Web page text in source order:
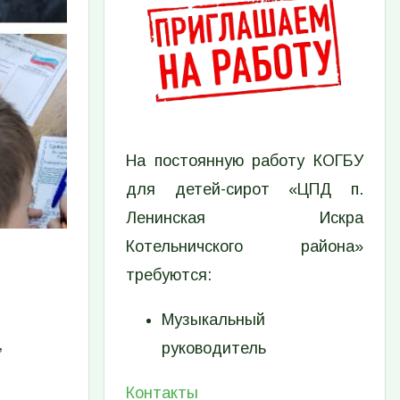
На постоянную работу КОГБУ
для детей-сирот «ЦПД п.
Ленинская Искра
Котельничского района»
требуются:
Музыкальный
руководитель
Контакты